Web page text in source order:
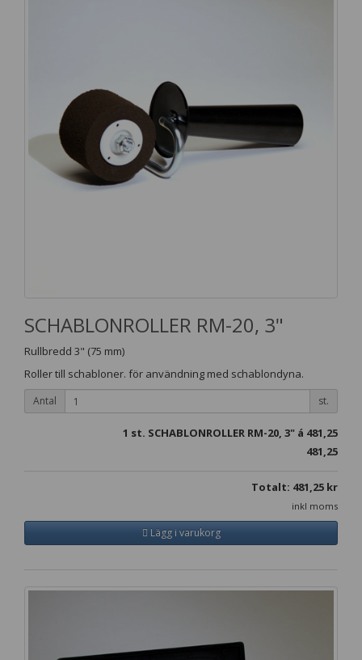
SCHABLONROLLER RM-20, 3"
Rullbredd 3" (75 mm)
Roller till schabloner. för användning med schablondyna.
Antal st.
1 st. SCHABLONROLLER RM-20, 3" á 481,25
481,25
Totalt: 481,25 kr
inkl moms
Lägg i varukorg